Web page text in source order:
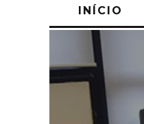
INÍCIO